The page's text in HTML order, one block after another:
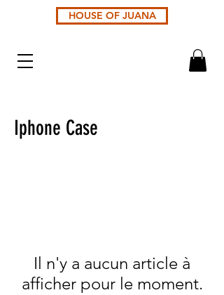
HOUSE OF JUANA
Iphone Case
Il n'y a aucun article à
afficher pour le moment.